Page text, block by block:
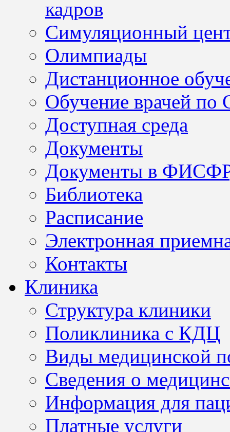
кадров
Симуляционный
Олимпиады
Дистанционное
Обучение врачей по
Доступная среда
Документы
Документы в
Библиотека
Расписание
Электронная
Контакты
Клиника
Структура клиники
Поликлиника с КДЦ
Виды медицинской
Сведения о
Информация для
Платные услуги